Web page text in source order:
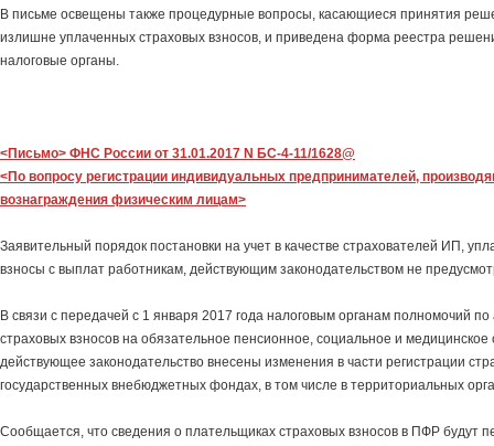
В письме освещены также процедурные вопросы, касающиеся принятия
излишне уплаченных страховых взносов, и приведена форма реестра
налоговые органы.
<Письмо> ФНС России от 31.01.2017 N БС-4-11/1628@
<По вопросу регистрации индивидуальных предпринимателей,
вознаграждения физическим лицам>
Заявительный порядок постановки на учет в качестве страхователей ИП,
взносы с выплат работникам, действующим законодательством не
В связи с передачей с 1 января 2017 года налоговым органам полномочий
страховых взносов на обязательное пенсионное, социальное и медицинское
действующее законодательство внесены изменения в части регистрации
государственных внебюджетных фондах, в том числе в территориальных
Сообщается, что сведения о плательщиках страховых взносов в ПФР будут